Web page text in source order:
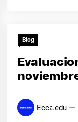
Blog
Ecca.edu